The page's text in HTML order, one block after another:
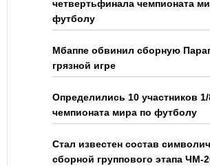
четвертьфинала чемпионата
футболу
Мбаппе обвинил сборную
грязной игре
Определились 10 участников
чемпионата мира по футболу
Стал известен состав
сборной группового этапа ЧМ-